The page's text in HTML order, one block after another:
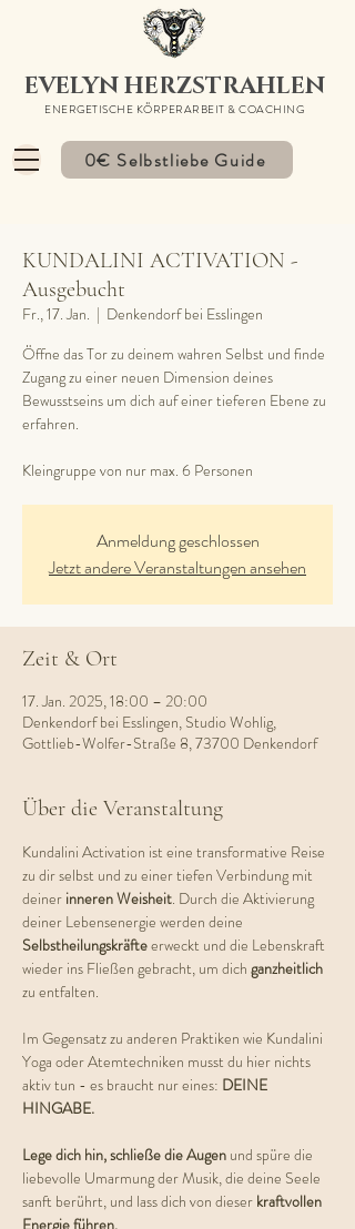
ENERGETISCHE KÖRPERARBEIT & COACHING
EVELYN HERZSTRAHLEN
0€ Selbstliebe Guide
KUNDALINI ACTIVATION -
Ausgebucht
Fr., 17. Jan.
  |
Denkendorf bei Esslingen
Öffne das Tor zu deinem wahren Selbst und finde
Zugang zu einer neuen Dimension deines
Bewusstseins um dich auf einer tieferen Ebene zu
erfahren.
Kleingruppe von nur max. 6 Personen
Anmeldung geschlossen
Jetzt andere Veranstaltungen ansehen
Zeit & Ort
17. Jan. 2025, 18:00 – 20:00
Denkendorf bei Esslingen, Studio Wohlig,
Gottlieb-Wolfer-Straße 8, 73700 Denkendorf
Über die Veranstaltung
Kundalini Activation ist eine transformative Reise
zu dir selbst und zu einer tiefen Verbindung mit
deiner inneren Weisheit. Durch die Aktivierung
deiner Lebensenergie werden deine
Selbstheilungskräfte erweckt und die Lebenskraft
wieder ins Fließen gebracht, um dich ganzheitlich
zu entfalten.
Im Gegensatz zu anderen Praktiken wie Kundalini
Yoga oder Atemtechniken musst du hier nichts
aktiv tun - es braucht nur eines: DEINE
HINGABE.
Lege dich hin, schließe die Augen und spüre die
liebevolle Umarmung der Musik, die deine Seele
sanft berührt, und lass dich von dieser kraftvollen
Energie führen.